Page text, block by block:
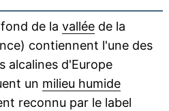
de la valléede la
contiennent l'une des
alcalines d'Europe
un milieu humide
reconnu par le label